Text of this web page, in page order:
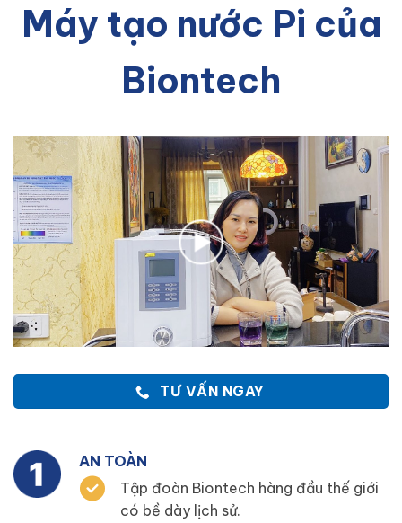
Máy tạo nước Pi của
Biontech
TƯ VẤN NGAY
AN TOÀN
Tập đoàn Biontech hàng đầu thế giới
có bề dày lịch sử.